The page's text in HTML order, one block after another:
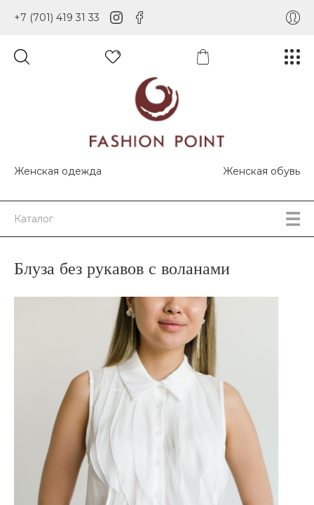
+7 (701) 419 31 33
Женская одежда Женская обувь
Каталог
Блуза без рукавов с воланами